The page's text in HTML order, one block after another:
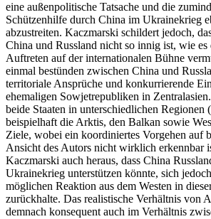
eine außenpolitische Tatsache und die
Schützenhilfe durch China im Ukrainekrieg
abzustreiten. Kaczmarski schildert jedoch,
China und Russland nicht so innig ist, wie es
Auftreten auf der internationalen Bühne
einmal bestünden zwischen China und
territoriale Ansprüche und konkurrierende
ehemaligen Sowjetrepubliken in
beide Staaten in unterschiedlichen Regionen
beispielhaft die Arktis, den Balkan sowie
Ziele, wobei ein koordiniertes Vorgehen auf
Ansicht des Autors nicht wirklich erkennbar
Kaczmarski auch heraus, dass China
Ukrainekrieg unterstützen könnte, sich
möglichen Reaktion aus dem Westen in
zurückhalte. Das realistische Verhältnis von
demnach konsequent auch im Verhältnis